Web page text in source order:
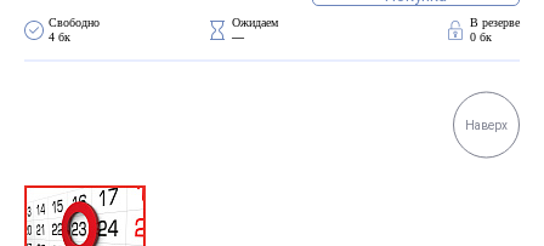
Феррошит
Каталог "Комплектующие
для календарей, расходные
Свободно
4 бк
Ожидаем
—
В резерве
0 бк
Наверх